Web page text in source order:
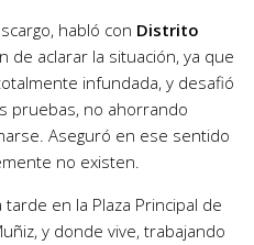
habló con Distrito
de aclarar la situación, ya que
infundada, y desafió
pruebas, no ahorrando
Aseguró en ese sentido
no existen.
en la Plaza Principal de
y donde vive, trabajando